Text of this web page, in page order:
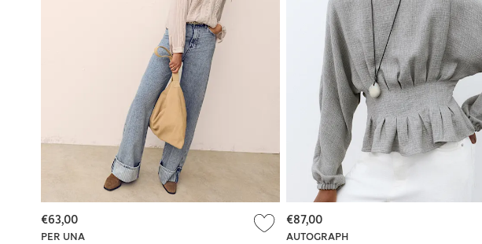
PER UNA
€63,00
AUTOGRAPH
€87,00